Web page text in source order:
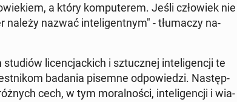
a który kom­pu­te­rem. Jeśli czło­wiek nie
należy nazwać in­te­li­gent­nym" - tłu­ma­czy na­
li­cen­cjac­kich i sztucz­nej in­te­li­gen­cji te
badania pisemne od­po­wie­dzi. Na­stęp­
cech, w tym mo­ral­no­ści, in­te­li­gen­cji i wia­